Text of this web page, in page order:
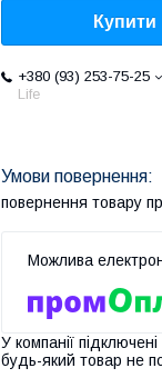
Купити
+380 (93) 253-75-25
Life
повернення товару
У компанії
будь-який товар не